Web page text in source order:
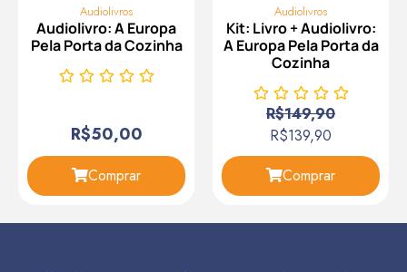
Audiolivros
Audiolivro: A Europa
Pela Porta da Cozinha
R$50,00
Comprar
Audiolivros
Kit: Livro + Audiolivro:
A Europa Pela Porta da
Cozinha
R$149,90
R$139,90
Comprar